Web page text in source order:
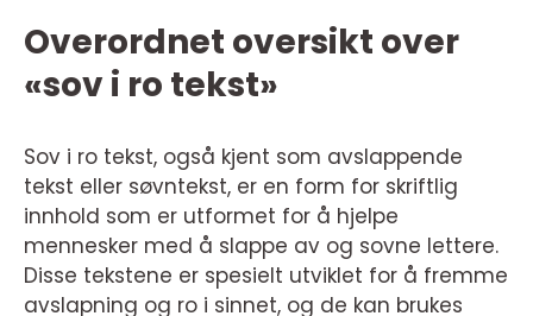
Overordnet oversikt over
«sov i ro tekst»
Sov i ro tekst, også kjent som avslappende
tekst eller søvntekst, er en form for skriftlig
innhold som er utformet for å hjelpe
mennesker med å slappe av og sovne lettere.
Disse tekstene er spesielt utviklet for å fremme
avslapning og ro i sinnet, og de kan brukes